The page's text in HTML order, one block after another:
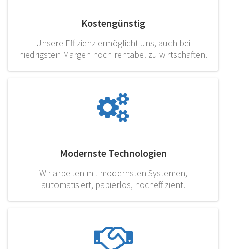
Kostengünstig
Unsere Effizienz ermöglicht uns, auch bei
niedrigsten Margen noch rentabel zu wirtschaften.
Modernste Technologien
Wir arbeiten mit modernsten Systemen,
automatisiert, papierlos, hocheffizient.